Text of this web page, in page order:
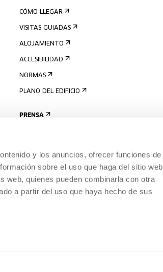
y los anuncios, ofrecer funciones de
sobre el uso que haga del sitio web
web, quienes pueden combinarla con otra
a partir del uso que haya hecho de sus
CÓMO LLEGAR
VISITAS GUIADAS
ALOJAMIENTO
ACCESIBILIDAD
NORMAS
PLANO DEL EDIFICIO
PRENSA